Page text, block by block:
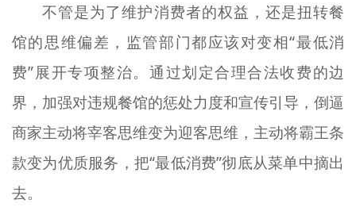
不管是为了维护消费者的权益，还是扭转餐
馆的思维偏差，监管部门都应该对变相“最低消
费”展开专项整治。通过划定合理合法收费的边
界，加强对违规餐馆的惩处力度和宣传引导，倒逼
商家主动将宰客思维变为迎客思维，主动将霸王条
款变为优质服务，把“最低消费”彻底从菜单中摘出
去。